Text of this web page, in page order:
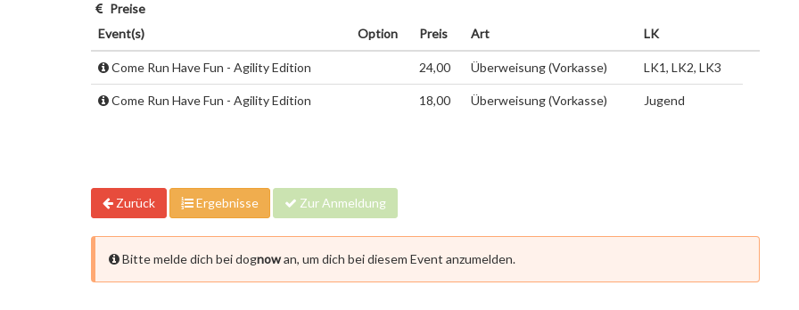
Preise
Event(s)
Option Preis Art LK
Come Run Have Fun - Agility Edition 24,00 Überweisung (Vorkasse) LK1, LK2, LK3
Come Run Have Fun - Agility Edition 18,00 Überweisung (Vorkasse) Jugend
Zurück Ergebnisse Zur Anmeldung
Bitte melde dich bei dognowan, um dich bei diesem Event anzumelden.